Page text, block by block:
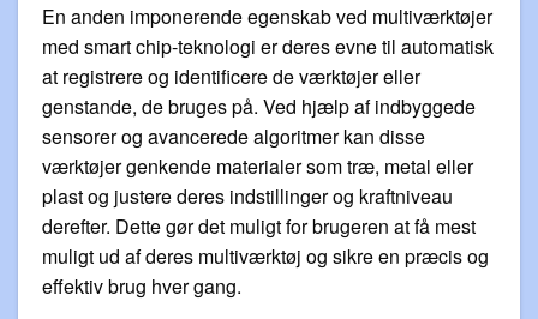
En anden imponerende egenskab ved multiværktøjer
med smart chip-teknologi er deres evne til automatisk
at registrere og identificere de værktøjer eller
genstande, de bruges på. Ved hjælp af indbyggede
sensorer og avancerede algoritmer kan disse
værktøjer genkende materialer som træ, metal eller
plast og justere deres indstillinger og kraftniveau
derefter. Dette gør det muligt for brugeren at få mest
muligt ud af deres multiværktøj og sikre en præcis og
effektiv brug hver gang.